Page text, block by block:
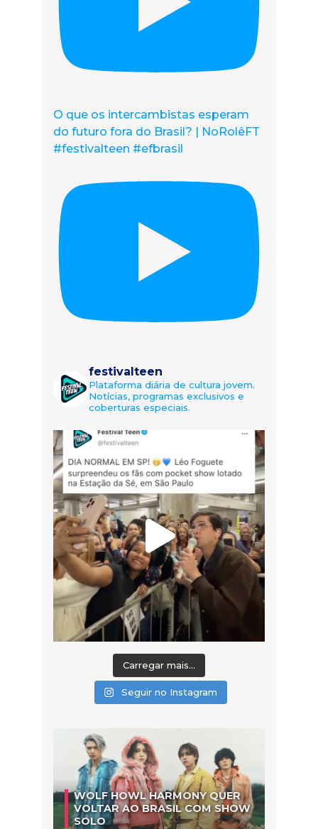
O que os intercambistas esperam
do futuro fora do Brasil? | NoRolêFT
#festivalteen #efbrasil
festivalteen
Plataforma diária de cultura jovem.
Notícias, programas exclusivos e
coberturas especiais.
Carregar mais...
Seguir no Instagram
WOLF HOWL HARMONY QUER
VOLTAR AO BRASIL COM SHOW
SOLO